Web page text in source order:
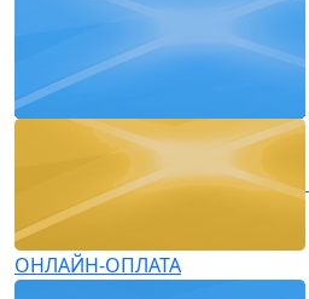
ОНЛАЙН-ОПЛАТА